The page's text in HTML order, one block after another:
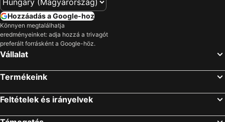
Hozzáadás a Google-hoz
Könnyen megtalálhatja
eredményeinket: adja hozzá a trivagót
preferált forrásként a Google-höz.
Vállalat
Termékeink
Feltételek és irányelvek